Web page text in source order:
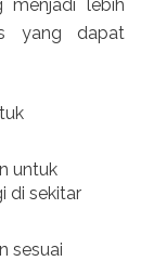
menjadi lebih
yang dapat
untuk
di sekitar
sesuai